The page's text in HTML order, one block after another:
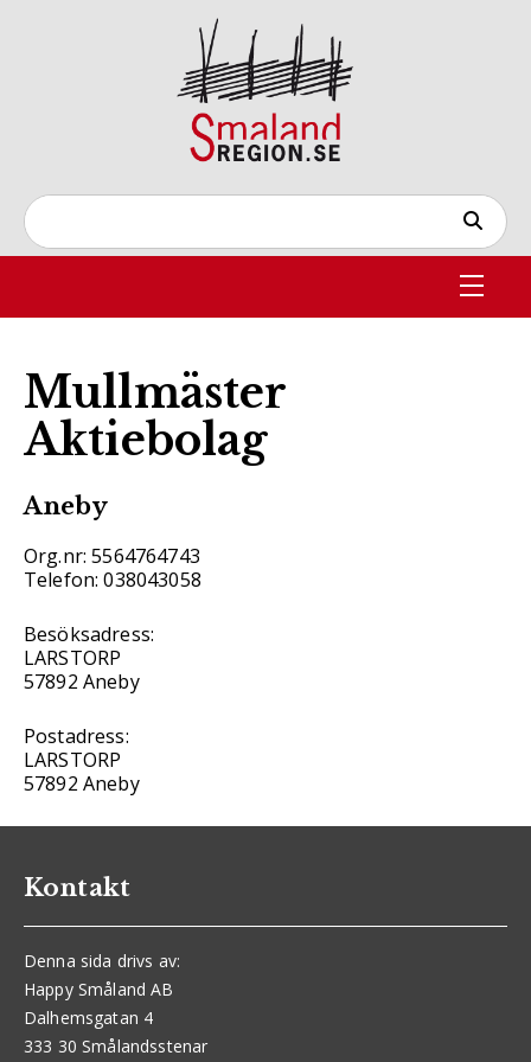
Mullmäster
Aktiebolag
Aneby
Org.nr: 5564764743
Telefon: 038043058
Besöksadress:
LARSTORP
57892 Aneby
Postadress:
LARSTORP
57892 Aneby
Kontakt
Denna sida drivs av:
Happy Småland AB
Dalhemsgatan 4
333 30 Smålandsstenar